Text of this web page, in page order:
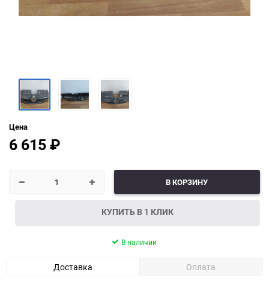
Цена
6 615₽
В КОРЗИНУ
КУПИТЬ В 1 КЛИК
В наличии
Доставка Оплата